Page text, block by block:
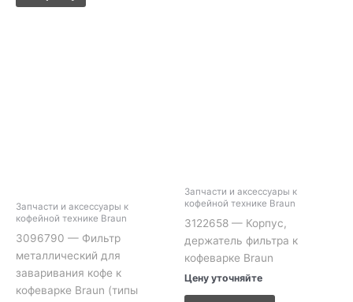
Запчасти и аксессуары к
кофейной технике Braun
3096790 — Фильтр
металлический для
заваривания кофе к
кофеварке Braun (типы
Запчасти и аксессуары к
кофейной технике Braun
3122658 — Корпус,
держатель фильтра к
кофеварке Braun
Цену уточняйте